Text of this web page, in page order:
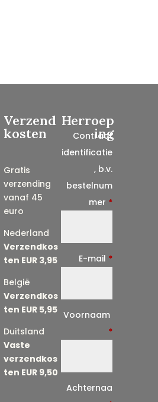
Verzend
kosten
Gratis
verzending
vanaf 45
euro
Nederland
Verzendkos
ten EUR 3,95
België
Verzendkos
ten EUR 5,95
Duitsland
Vaste
verzendkos
ten EUR 9,50
Herroep
ing
Contract
identificatie
, b.v.
bestelnum
mer *
E-mail *
Voornaam
*
Achternaa